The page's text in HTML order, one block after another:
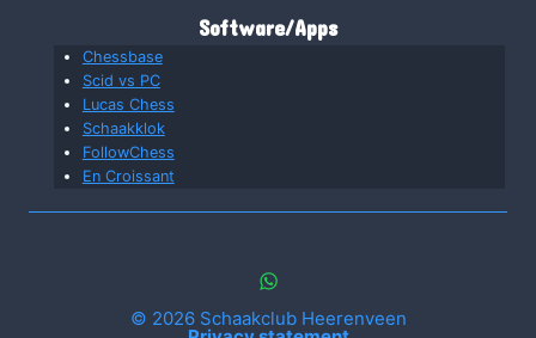
Software/Apps
Chessbase
Scid vs PC
Lucas Chess
Schaakklok
FollowChess
En Croissant
© 2026 Schaakclub Heerenveen